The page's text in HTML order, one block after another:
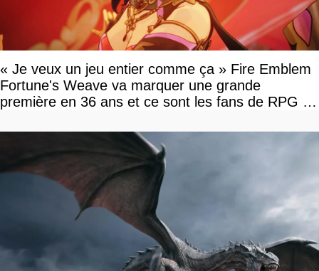
« Je veux un jeu entier comme ça » Fire Emblem
Fortune's Weave va marquer une grande
première en 36 ans et ce sont les fans de RPG en